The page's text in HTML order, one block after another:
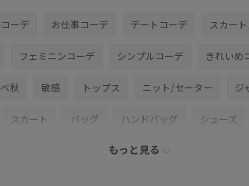
ーデ お仕事コーデ デートコーデ スカー
フェミニンコーデ シンプルコーデ きれいめ
秋 敏感 トップス ニット/セーター ジ
スカート バッグ ハンドバッグ シューズ
雑貨/ホビー/スポーツ/ペット
もっと見る